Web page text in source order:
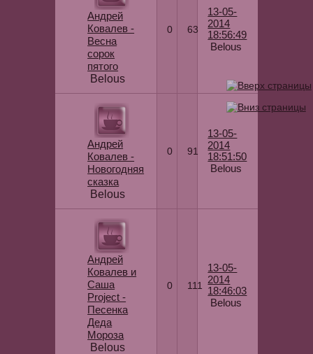
Андрей
Ковалев -
Весна
сорок
пятого
Belous
0 63
13-05-
2014
18:56:49
Belous
Андрей
Ковалев -
Новогодняя
сказка
Belous
0 91
13-05-
2014
18:51:50
Belous
Андрей
Ковалев и
Саша
Project -
Песенка
Деда
Мороза
Belous
0 111
13-05-
2014
18:46:03
Belous